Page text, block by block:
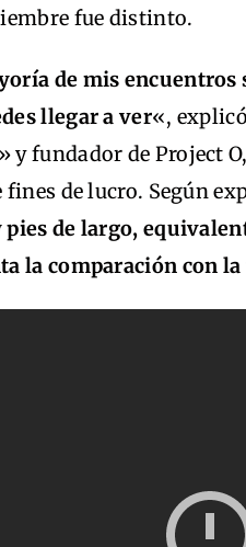
fue distinto.
de mis encuentros
llegar a ver«,
y fundador de Project
fines de lucro. Según
pies de largo,
la comparación con